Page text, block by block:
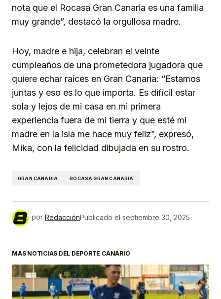
nota que el Rocasa Gran Canaria es una familia
muy grande”, destacó la orgullosa madre.
Hoy, madre e hija, celebran el veinte
cumpleaños de una prometedora jugadora que
quiere echar raíces en Gran Canaria: “Estamos
juntas y eso es lo que importa. Es difícil estar
sola y lejos de mi casa en mi primera
experiencia fuera de mi tierra y que esté mi
madre en la isla me hace muy feliz”, expresó,
Mika, con la felicidad dibujada en su rostro.
GRAN CANARIA ROCASA GRAN CANARIA
por RedacciónPublicado el septiembre 30, 2025
MÁS NOTICIAS DEL DEPORTE CANARIO